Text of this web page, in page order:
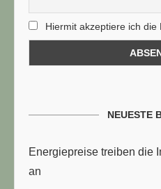
Hiermit akzeptiere ich
NEUESTE
Energiepreise treiben die
an